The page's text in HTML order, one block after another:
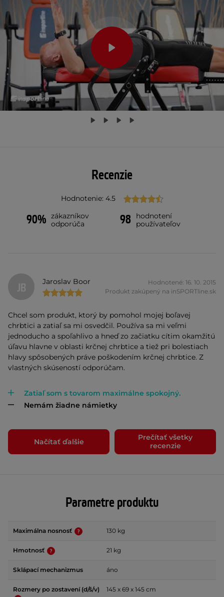
Recenzie
Hodnotenie: 4.5
90% zákazníkov
odporúča
98
hodnotení
používateľov
JB Jaroslav Boor
Hodnotené: 16. 10. 2015
Produkt zakúpený na inSPORTline.sk
Chcel som produkt, ktorý by pomohol mojej boľavej
chrbtici a zatiaľ sa mi osvedčil. Používa sa mi veľmi
jednoducho a spoľahlivo a hneď zo začiatku cítim okamžitú
úľavu hlavne v oblasti krčnej chrbtice a tiež pri bolestiach
hlavy spôsobených práve poškodením krčnej chrbtice. Z
vlastných skúseností odporúčam.
Zatiaľ som s tovarom maximálne spokojný.
Nemám žiadne námietky
Načítať ďalšie
Prečítať všetky
recenzie
Parametre produktu
Maximálna nosnosť 130 kg
Hmotnosť 21 kg
Sklápací mechanizmus áno
Rozmery po zostavení (d/š/v) 145 x 69 x 145 cm